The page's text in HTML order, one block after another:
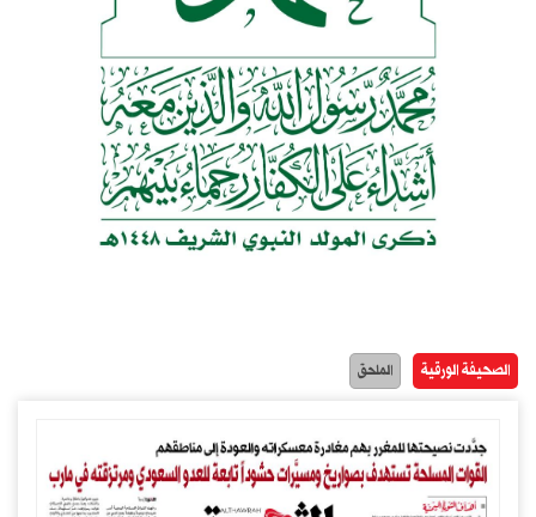
الصحيفة الورقية الملحق